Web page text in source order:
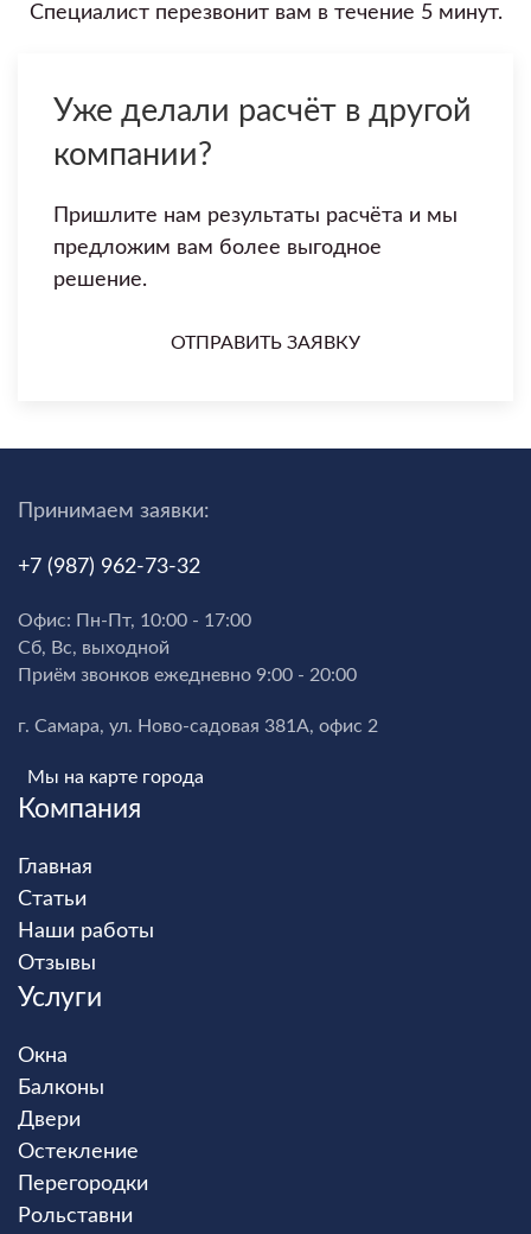
Специалист перезвонит вам в течение 5 минут.
Уже делали расчёт в другой
компании?
Пришлите нам результаты расчёта и мы
предложим вам более выгодное
решение.
ОТПРАВИТЬ ЗАЯВКУ
Принимаем заявки:
+7 (987) 962-73-32
Офис: Пн-Пт, 10:00 - 17:00
Сб, Вс, выходной
Приём звонков ежедневно 9:00 - 20:00
г. Самара, ул. Ново-садовая 381А, офис 2
Мы на карте города
Компания
Главная
Статьи
Наши работы
Отзывы
Услуги
Окна
Балконы
Двери
Остекление
Перегородки
Рольставни